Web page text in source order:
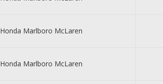
Honda Marlboro McLaren
Honda Marlboro McLaren